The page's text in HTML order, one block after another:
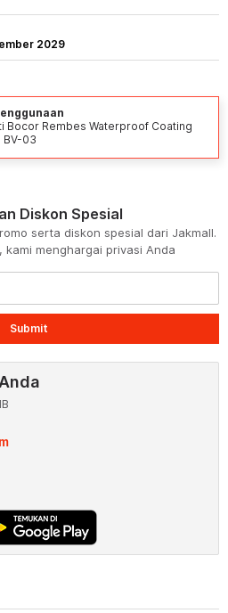
2029
Bocor Rembes Waterproof Coating
BV-03
Diskon Spesial
serta diskon spesial dari Jakmall.
kami menghargai privasi Anda
Submit